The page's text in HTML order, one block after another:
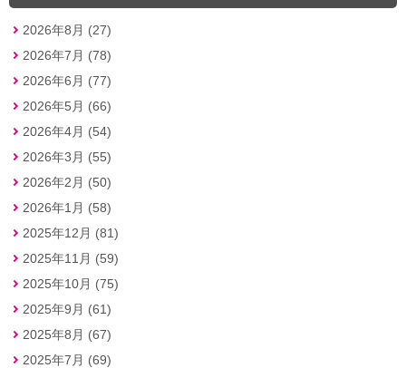
2026年8月 (27)
2026年7月 (78)
2026年6月 (77)
2026年5月 (66)
2026年4月 (54)
2026年3月 (55)
2026年2月 (50)
2026年1月 (58)
2025年12月 (81)
2025年11月 (59)
2025年10月 (75)
2025年9月 (61)
2025年8月 (67)
2025年7月 (69)